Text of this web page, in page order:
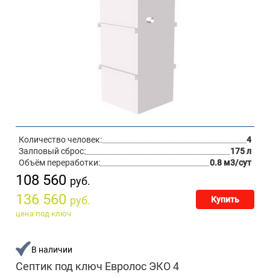
Количество человек:
4
Залповый сброс:
175 л
Объём переработки:
0.8 м3/сут
108 560 руб.
136 560 руб. Купить
цена под ключ
В наличии
Септик под ключ Евролос ЭКО 4